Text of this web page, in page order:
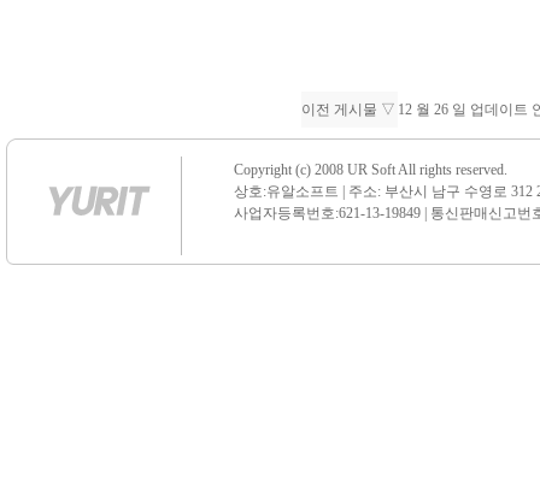
이전 게시물 ▽ 12 월 26 일 업데이트
Copyright (c) 2008 UR Soft All rights reserved.
상호:유알소프트 | 주소: 부산시 남구 수영로 312
사업자등록번호:621-13-19849 | 통신판매신고번